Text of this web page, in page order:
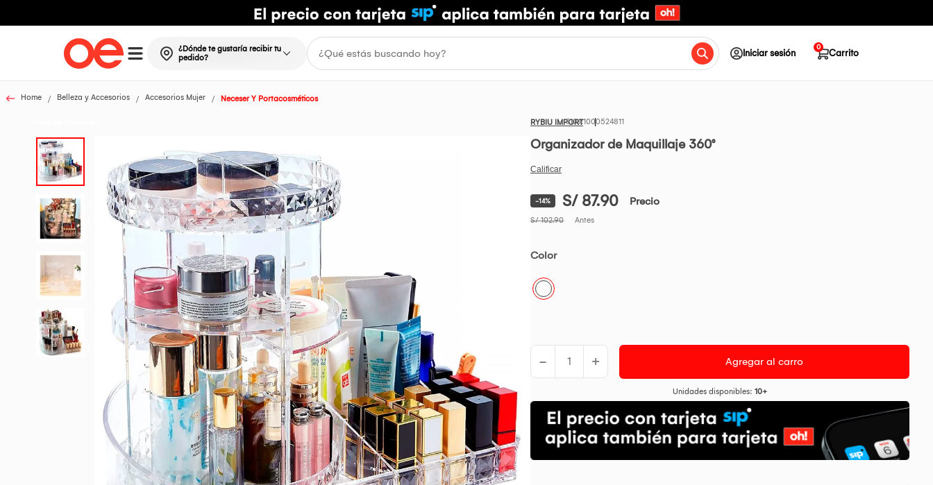
¿Dónde te gustaría recibir tu
pedido?
Iniciar sesión Carrito
0
Home Belleza y Accesorios Accesorios Mujer Neceser Y Portacosméticos
RYBIU IMPORT1000524811
Organizador de Maquillaje 360°
-14% S/ 87.90 Precio
S/ 102.90 Antes
Color
- + Agregar al carro
Unidades disponibles: 10+